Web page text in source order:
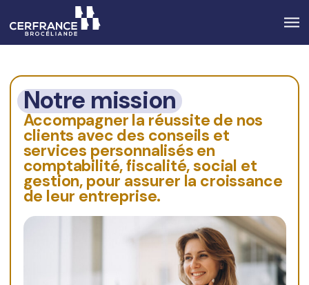
Notre mission
Accompagner la réussite de nos
clients avec des conseils et
services personnalisés en
comptabilité, fiscalité, social et
gestion, pour assurer la croissance
de leur entreprise.